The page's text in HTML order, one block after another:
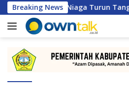
Langsung
ke
konten
Breaking News
Patra Niaga Turun Tangan